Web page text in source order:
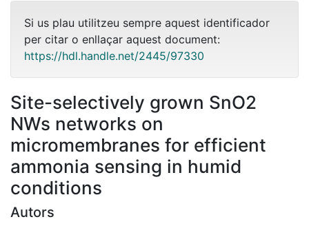
Si us plau utilitzeu sempre aquest identificador
per citar o enllaçar aquest document:
https://hdl.handle.net/2445/97330
Site-selectively grown SnO2
NWs networks on
micromembranes for efficient
ammonia sensing in humid
conditions
Autors